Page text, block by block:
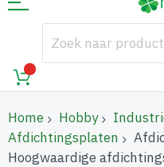
Home Hobby
Afdichtingsplaten
Hoogwaardige